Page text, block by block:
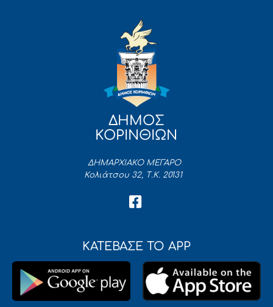
ΔΗΜΟΣ
ΚΟΡΙΝΘΙΩΝ
ΔΗΜΑΡΧΙΑΚΟ ΜΕΓΑΡΟ
Κολιάτσου 32, Τ.Κ. 20131
ΚΑΤΕΒΑΣΕ ΤΟ APP